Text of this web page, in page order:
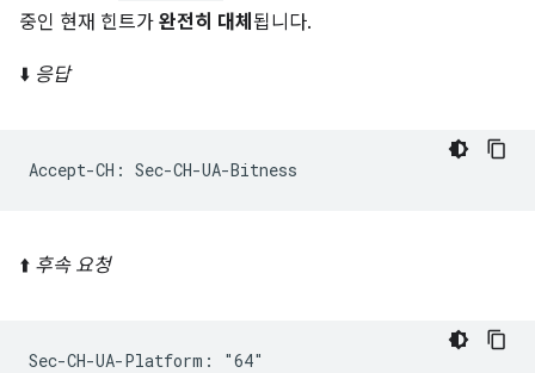
중인 현재 힌트가 완전히 대체 됩니다.
⬇️ 응답
⬆️ 후속 요청